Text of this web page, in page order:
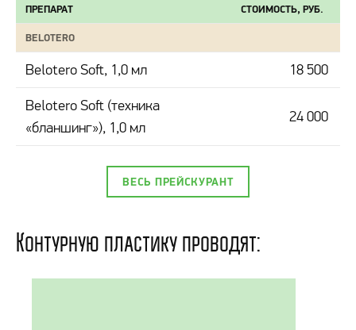
ПРЕПАРАТ СТОИМОСТЬ, РУБ.
BELOTERO
Belotero Soft, 1,0 мл 18 500
Belotero Soft (техника
«бланшинг»), 1,0 мл
24 000
ВЕСЬ ПРЕЙСКУРАНТ
Контурную пластику проводят: